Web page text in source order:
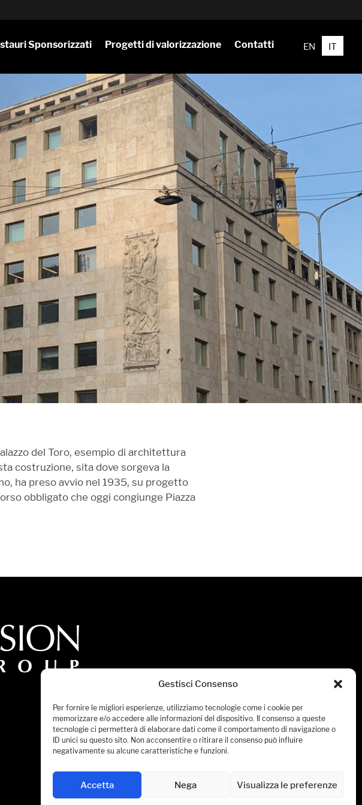
Gestisci Consenso
Per fornire le migliori esperienze, utilizziamo tecnologie come i cookie per
memorizzare e/o accedere alle informazioni del dispositivo. Il consenso a queste
tecnologie ci permetterà di elaborare dati come il comportamento di navigazione o
ID unici su questo sito. Non acconsentire o ritirare il consenso può influire
negativamente su alcune caratteristiche e funzioni.
Accetta Nega Visualizza le preferenze
Sponsorizzati Progetti di valorizzazione Contatti EN IT
del Toro, esempio di architettura
costruzione, sita dove sorgeva la
ha preso avvio nel 1935, su progetto
obbligato che oggi congiunge Piazza